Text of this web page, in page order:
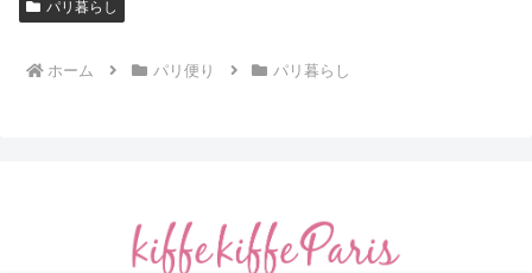
パリ暮らし
ホーム パリ便り パリ暮らし